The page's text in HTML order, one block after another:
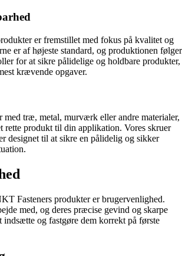
er fremstillet med fokus på kvalitet og
er af højeste standard, og produktionen følger
for at sikre pålidelige og holdbare produkter,
krævende opgaver.
med træ, metal, murværk eller andre materialer,
rette produkt til din applikation. Vores skruer
designet til at sikre en pålidelig og sikker
Fasteners produkter er brugervenlighed.
med, og deres præcise gevind og skarpe
indsætte og fastgøre dem korrekt på første